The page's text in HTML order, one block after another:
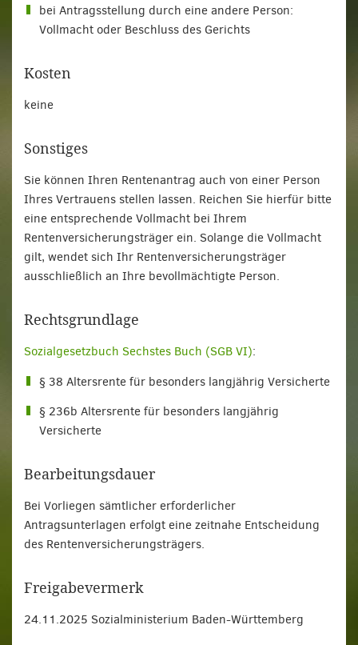
bei Antragsstellung durch eine andere Person:
Vollmacht oder Beschluss des Gerichts
Kosten
keine
Sonstiges
Sie können Ihren Rentenantrag auch von einer Person
Ihres Vertrauens stellen lassen. Reichen Sie hierfür bitte
eine entsprechende Vollmacht bei Ihrem
Rentenversicherungsträger ein. Solange die Vollmacht
gilt, wendet sich Ihr Rentenversicherungsträger
ausschließlich an Ihre bevollmächtigte Person.
Rechtsgrundlage
Sozialgesetzbuch Sechstes Buch (SGB VI):
§ 38 Altersrente für besonders langjährig Versicherte
§ 236b Altersrente für besonders langjährig
Versicherte
Bearbeitungsdauer
Bei Vorliegen sämtlicher erforderlicher
Antragsunterlagen erfolgt eine zeitnahe Entscheidung
des Rentenversicherungsträgers.
Freigabevermerk
24.11.2025 Sozialministerium Baden-Württemberg